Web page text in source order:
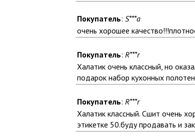
Покупатель: S***a
очень хорошее
Покупатель: R***r
Халатик очень классный, но
подарок набор кухонных
Покупатель: R***r
Халатик классный. Сшит очень
этикетке 50.буду продавать и